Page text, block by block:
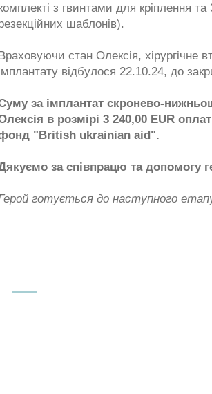
з гвинтами для кріплення
шаблонів).
стан Олексія, хірургічне
відбулося 22.10.24, до
за імплантат скронево-
в розмірі 3 240,00 EUR
"British ukrainian aid".
за співпрацю та допомогу
готується до наступного